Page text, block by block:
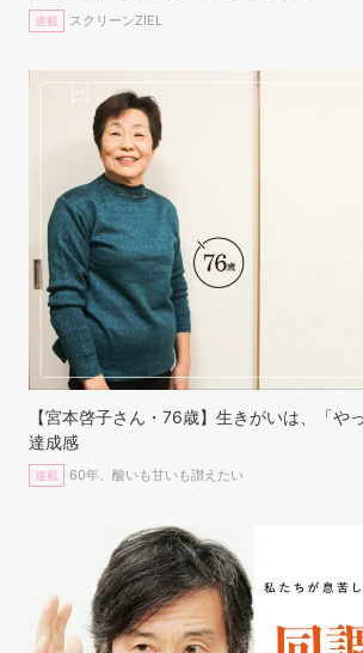
連載 スクリーンZIEL
【宮本啓子さん・76歳】生きがいは、「や
達成感
連載 60年、酸いも甘いも讃えたい